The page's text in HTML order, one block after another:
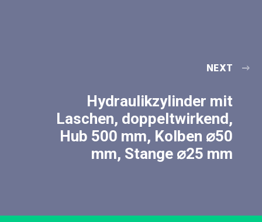
NEXT
Hydraulikzylinder mit
Laschen, doppeltwirkend,
Hub 500 mm, Kolben ⌀50
mm, Stange ⌀25 mm